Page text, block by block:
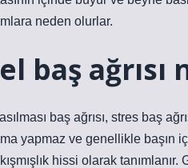
neden olurlar.
baş ağrısı
baş ağrısı, stres baş
yapmaz ve genellikle başın
hissi olarak tanımlanır.